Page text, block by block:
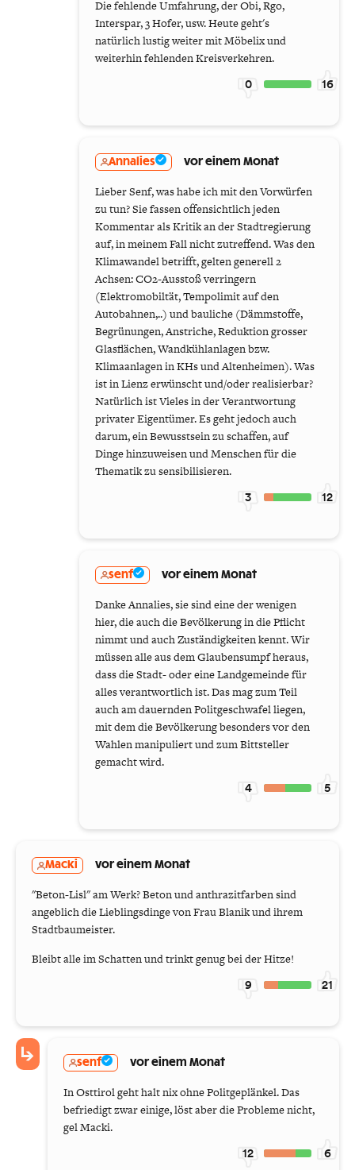
Die fehlende Umfahrung, der Obi, Rgo,
Interspar, 3 Hofer, usw. Heute geht's
natürlich lustig weiter mit Möbelix und
weiterhin fehlenden Kreisverkehren.
0 16
Annalies vor einem Monat
Lieber Senf, was habe ich mit den Vorwürfen
zu tun? Sie fassen offensichtlich jeden
Kommentar als Kritik an der Stadtregierung
auf, in meinem Fall nicht zutreffend. Was den
Klimawandel betrifft, gelten generell 2
Achsen: CO2-Ausstoß verringern
(Elektromobiltät, Tempolimit auf den
Autobahnen,..) und bauliche (Dämmstoffe,
Begrünungen, Anstriche, Reduktion grosser
Glasflächen, Wandkühlanlagen bzw.
Klimaanlagen in KHs und Altenheimen). Was
ist in Lienz erwünscht und/oder realisierbar?
Natürlich ist Vieles in der Verantwortung
privater Eigentümer. Es geht jedoch auch
darum, ein Bewusstsein zu schaffen, auf
Dinge hinzuweisen und Menschen für die
Thematik zu sensibilisieren.
3 12
senf vor einem Monat
Danke Annalies, sie sind eine der wenigen
hier, die auch die Bevölkerung in die Pflicht
nimmt und auch Zuständigkeiten kennt. Wir
müssen alle aus dem Glaubensumpf heraus,
dass die Stadt- oder eine Landgemeinde für
alles verantwortlich ist. Das mag zum Teil
auch am dauernden Politgeschwafel liegen,
mit dem die Bevölkerung besonders vor den
Wahlen manipuliert und zum Bittsteller
gemacht wird.
4 5
Macki vor einem Monat
"Beton-Lisl" am Werk? Beton und anthrazitfarben sind
angeblich die Lieblingsdinge von Frau Blanik und ihrem
Stadtbaumeister.
Bleibt alle im Schatten und trinkt genug bei der Hitze!
9 21
senf vor einem Monat
In Osttirol geht halt nix ohne Politgeplänkel. Das
befriedigt zwar einige, löst aber die Probleme nicht,
gel Macki.
12 6